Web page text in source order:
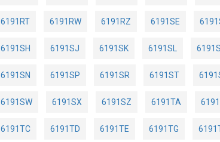
6191RT 6191RW 6191RZ 6191SE
6191SH 6191SJ 6191SK 6191SL
6191SN 6191SP 6191SR 6191ST
6191SW 6191SX 6191SZ 6191TA
6191TC 6191TD 6191TE 6191TG